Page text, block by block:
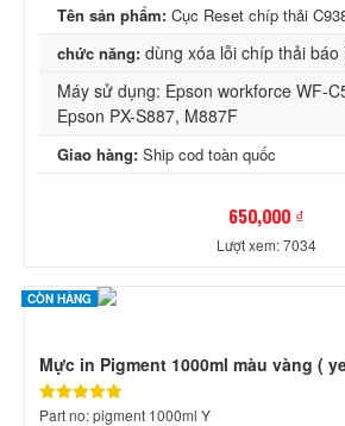
Tên sản phẩm: Cục Reset chíp thải
chức năng: dùng xóa lỗi chíp thải
Máy sử dụng: Epson workforce WF-
Epson PX-S887, M887F
Giao hàng: Ship cod toàn quốc
650,000 ₫
Lượt xem: 7034
CÒN HÀNG
Mực in Pigment 1000ml màu vàng (
Part no: pigment 1000ml Y